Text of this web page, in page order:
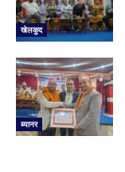
खेलकुद
ब्यानर